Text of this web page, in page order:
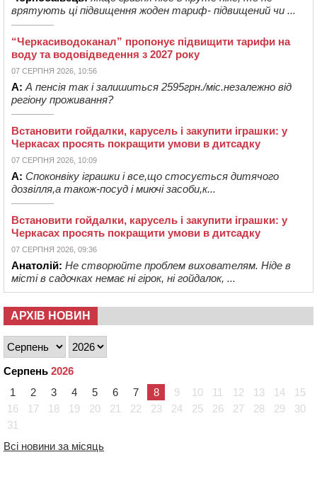
врятують ці підвищення жоден тариф- підвищений чи ...
“Черкасиводоканал” пропонує підвищити тарифи на
воду та водовідведення з 2027 року
07 СЕРПНЯ 2026, 10:56
А: А пенсія так і залишиться 2595грн./міс.незалежно від
регіону проживання?
Встановити гойдалки, карусель і закупити іграшки: у
Черкасах просять покращити умови в дитсадку
07 СЕРПНЯ 2026, 10:09
А: Споконвіку іграшки і все,що стосується дитячого
дозвілля,а також-посуд і миючі засоби,к...
Встановити гойдалки, карусель і закупити іграшки: у
Черкасах просять покращити умови в дитсадку
07 СЕРПНЯ 2026, 09:36
Анатолій: Не створюйте проблем вихователям. Ніде в
місті в садочках немає ні гірок, ні гойдалок, ...
АРХІВ НОВИН
Серпень 2026
1
2 3 4 5 6 7 8 9 10 11 12 13 14
15
16
17 18 19 20 21 22 23 24 25 26 27 28 29
30
31
Всі новини за місяць